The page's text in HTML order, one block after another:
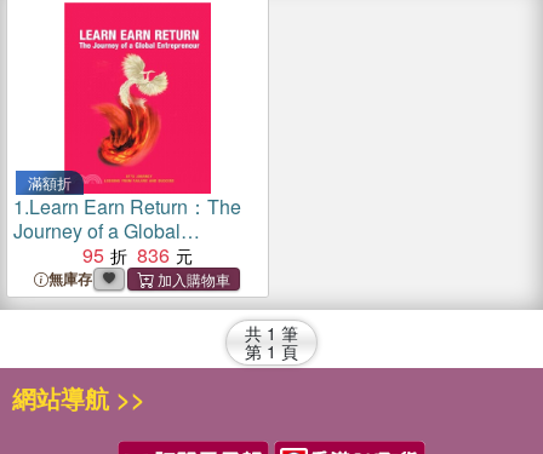
滿額折
1.Learn Earn Return：The
Journey of a Global
Entrepreneur
95 836
無庫存
共 1 筆
第 1 頁
網站導航 >>